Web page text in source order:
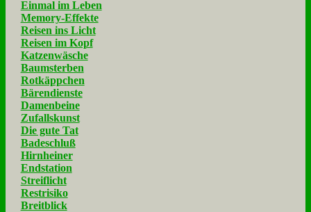
Einmal im Leben
Memory-Effekte
Reisen ins Licht
Reisen im Kopf
Katzenwäsche
Baumsterben
Rotkäppchen
Bärendienste
Damenbeine
Zufallskunst
Die gute Tat
Badeschluß
Hirnheiner
Endstation
Streiflicht
Restrisiko
Breitblick